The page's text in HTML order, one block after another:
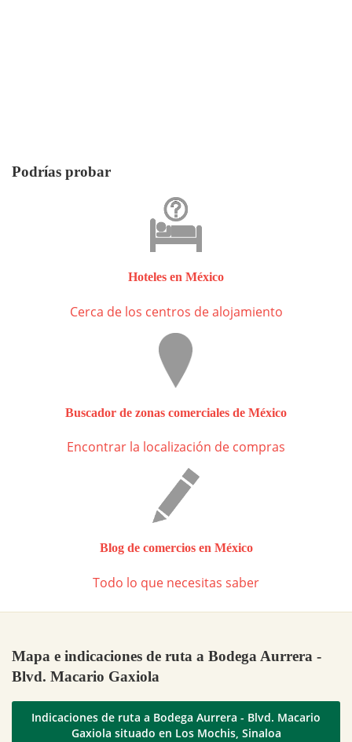
Podrías probar
Hoteles en México
Cerca de los centros de alojamiento
Buscador de zonas comerciales de México
Encontrar la localización de compras
Blog de comercios en México
Todo lo que necesitas saber
Mapa e indicaciones de ruta a Bodega Aurrera -
Blvd. Macario Gaxiola
Indicaciones de ruta a Bodega Aurrera - Blvd. Macario
Gaxiola situado en Los Mochis, Sinaloa